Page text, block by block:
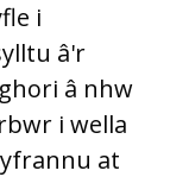
i
â'r
â nhw
i wella
at